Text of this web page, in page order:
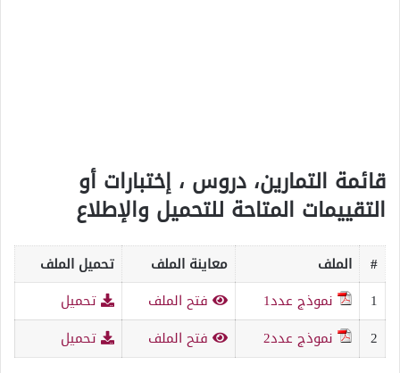
قائمة التمارين، دروس ، إختبارات أو
التقييمات المتاحة للتحميل والإطلاع
# الملف معاينة الملف
تحميل الملف
1
نموذج عدد1 فتح الملف
تحميل
2
نموذج عدد2 فتح الملف تحميل